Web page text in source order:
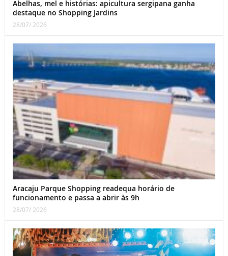
Abelhas, mel e histórias: apicultura sergipana ganha
destaque no Shopping Jardins
28/07/ 2026
Aracaju Parque Shopping readequa horário de
funcionamento e passa a abrir às 9h
28/07/ 2026